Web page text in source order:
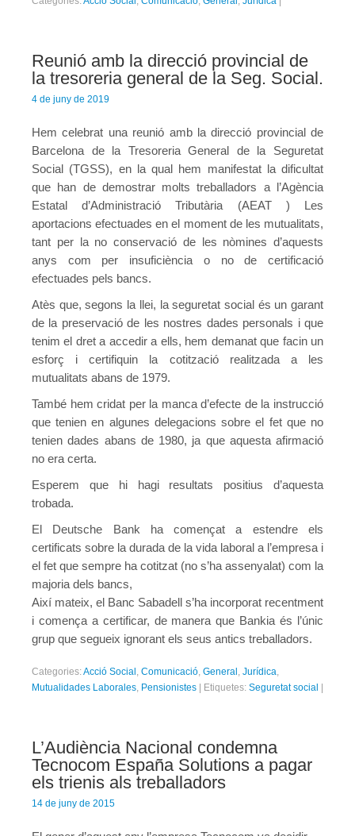
Reunió amb la direcció provincial de
la tresoreria general de la Seg. Social.
4 de juny de 2019
Hem celebrat una reunió amb la direcció provincial de
Barcelona de la Tresoreria General de la Seguretat
Social (TGSS), en la qual hem manifestat la dificultat
que han de demostrar molts treballadors a l’Agència
Estatal d’Administració Tributària (AEAT ) Les
aportacions efectuades en el moment de les mutualitats,
tant per la no conservació de les nòmines d’aquests
anys com per insuficiència o no de certificació
efectuades pels bancs.
Atès que, segons la llei, la seguretat social és un garant
de la preservació de les nostres dades personals i que
tenim el dret a accedir a ells, hem demanat que facin un
esforç i certifiquin la cotització realitzada a les
mutualitats abans de 1979.
També hem cridat per la manca d’efecte de la instrucció
que tenien en algunes delegacions sobre el fet que no
tenien dades abans de 1980, ja que aquesta afirmació
no era certa.
Esperem que hi hagi resultats positius d’aquesta
trobada.
El Deutsche Bank ha començat a estendre els
certificats sobre la durada de la vida laboral a l’empresa i
el fet que sempre ha cotitzat (no s’ha assenyalat) com la
majoria dels bancs,
Així mateix, el Banc Sabadell s’ha incorporat recentment
i comença a certificar, de manera que Bankia és l’únic
grup que segueix ignorant els seus antics treballadors.
Categories:Acció Social , Comunicació, General , Jurídica,
Mutualidades Laborales, Pensionistes Etiquetes: Seguretat social
L’Audiència Nacional condemna
Tecnocom España Solutions a pagar
els trienis als treballadors
14 de juny de 2015